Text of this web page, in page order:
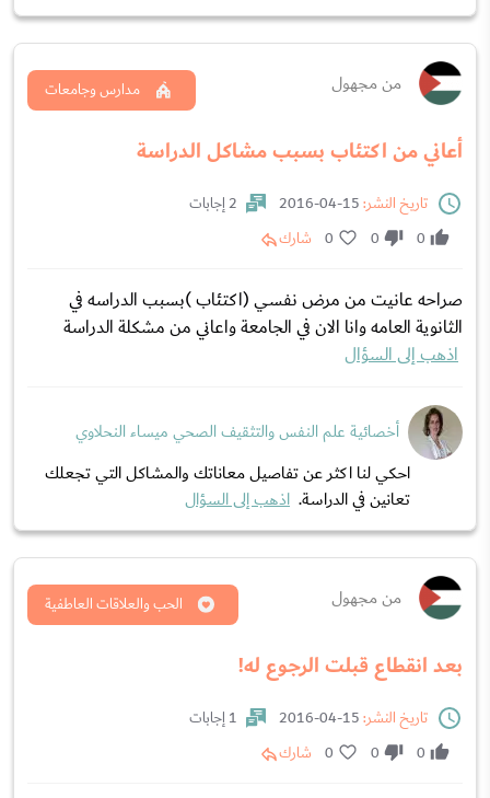
من مجهول
أعاني من اكتئاب بسبب مشاكل الدراسة
مدارس وجامعات
تاريخ النشر:
2 إجابات
0
0
0 شارك
صراحه عانيت من مرض نفسي (اكتئاب )بسبب الدراسه في
الثانوية العامه وانا الان في الجامعة واعاني من مشكلة الدراسة
اذهب إلى السؤال
أخصائية علم النفس والتثقيف الصحي ميساء النحلاوي
احكي لنا اكثر عن تفاصيل معاناتك والمشاكل التي تجعلك
تعانين في الدراسة. اذهب إلى السؤال
من مجهول
بعد انقطاع قبلت الرجوع له!
الحب والعلاقات العاطفية
تاريخ النشر:
1 إجابات
0
0
0 شارك